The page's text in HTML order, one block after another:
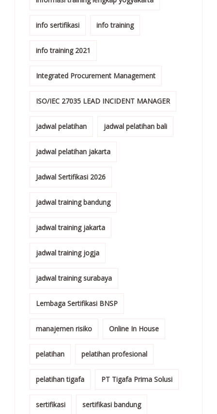
info sertifikasi info training
info training 2021
Integrated Procurement Management
ISO/IEC 27035 LEAD INCIDENT MANAGER
jadwal pelatihan jadwal pelatihan bali
jadwal pelatihan jakarta
Jadwal Sertifikasi 2026
jadwal training bandung
jadwal training jakarta
jadwal training jogja
jadwal training surabaya
Lembaga Sertifikasi BNSP
manajemen risiko Online In House
pelatihan pelatihan profesional
pelatihan tigafa PT Tigafa Prima Solusi
sertifikasi sertifikasi bandung